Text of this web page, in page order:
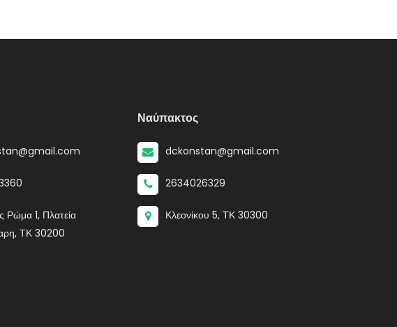
Ρώμα 1, Πλατεία
ΤΚ 30200
Ναύπακτος
dckonstan@gmail.com
2634026329
Κλεονίκου 5, ΤΚ 30300